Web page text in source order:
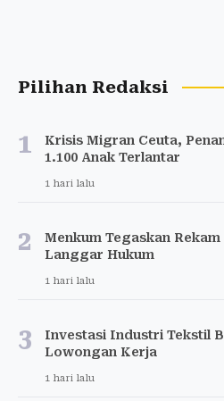
Pilihan Redaksi
1
Krisis Migran Ceuta,
1.100 Anak Terlantar
1 hari lalu
2
Menkum Tegaskan
Langgar Hukum
1 hari lalu
3
Investasi Industri Tekstil
Lowongan Kerja
1 hari lalu